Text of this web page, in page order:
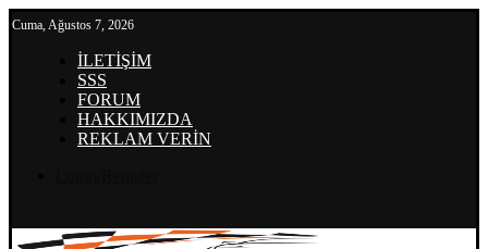
Cuma, Ağustos 7, 2026
İLETİŞİM
SSS
FORUM
HAKKIMIZDA
REKLAM VERİN